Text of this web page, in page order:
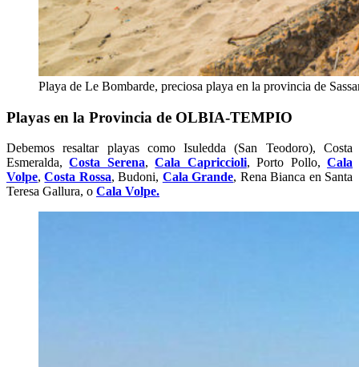
Playa de Le Bombarde, preciosa playa en la provincia de
Playas en la Provincia de OLBIA-TEMPIO
Debemos resaltar playas como Isuledda (San Teodoro), Costa
Esmeralda,Costa Serena,Cala Capriccioli, Porto Pollo,Cala
Volpe,Costa Rossa, Budoni, Cala Grande, Rena Bianca en Santa
Teresa Gallura, o Cala Volpe.